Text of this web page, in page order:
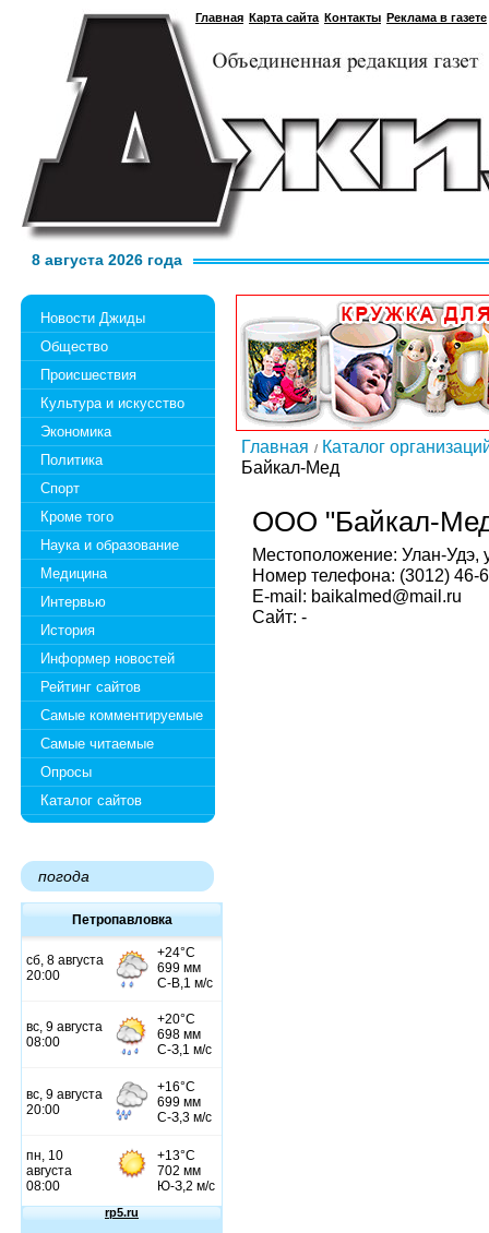
Главная Карта сайта Контакты Реклама в газете
8 августа 2026 года
Новости Джиды
Общество
Происшествия
Культура и искусство
Экономика
Политика
Спорт
Кроме того
Наука и образование
Медицина
Интервью
История
Информер новостей
Рейтинг сайтов
Самые комментируемые
Самые читаемые
Опросы
Каталог сайтов
погода
Петропавловка
Главная
Каталог
Байкал-Мед
ООО "Байкал-
Местоположение: Улан-Удэ,
Номер телефона: (3012) 46-
E-mail: baikalmed@mail.ru
Сайт: -